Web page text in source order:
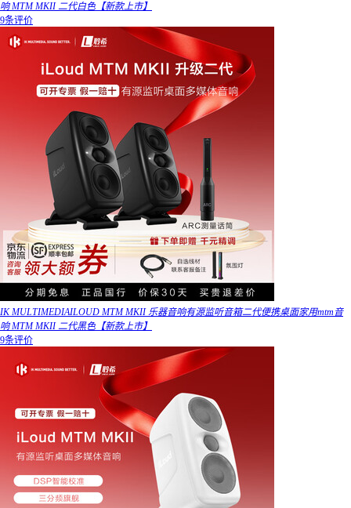
响 MTM MKII 二代白色【新款上市】
9条评价
IK MULTIMEDIAILOUD MTM MKII 乐器音响有源监听音箱二代便携桌面家用mtm音
响 MTM MKII 二代黑色【新款上市】
9条评价